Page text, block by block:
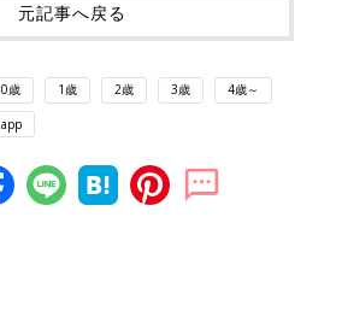
元記事へ戻る
0歳 1歳 2歳 3歳 4歳～
app